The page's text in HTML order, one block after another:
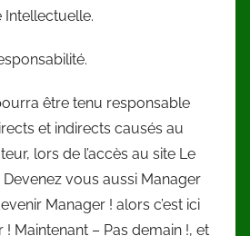
Intellectuelle.
être tenu responsable
et indirects causés au
lors de l’accès au site Le
vous aussi Manager
Manager ! alors c’est ici
! Maintenant – Pas demain !, et